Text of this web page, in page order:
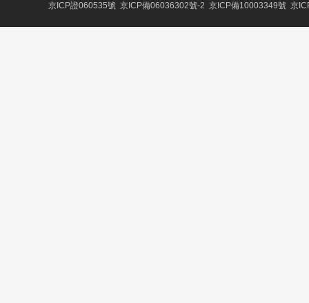
京ICP證060535號 京ICP備06036302號-2 京ICP備10003349號 京